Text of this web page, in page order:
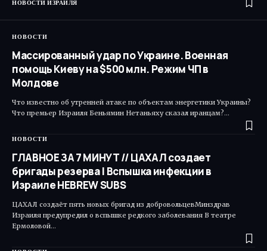
НОВОСТИ ИЗРАИЛЯ
НОВОСТИ
Массированный удар по Украине. Военная
помощь Киеву на $500 млн. Режим ЧП в
Молдове
Что известно об утренней атаке по объектам энергетики Украины?
Что премьер Израиля Беньямин Нетаньяху сказал иранцам?…
НОВОСТИ
ГЛАВНОЕ ЗА 7 МИНУТ // ЦАХАЛ создает
бригады резерва | Вспышка инфекции в
Израиле HEBREW SUBS
ЦАХАЛ создаёт пять новых бригад из добровольцевМинздрав
Израиля предупредил о вспышке редкого заболевания В театре
Ермоловой…